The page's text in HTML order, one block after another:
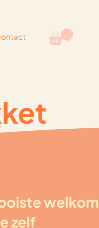
welkom
zelf